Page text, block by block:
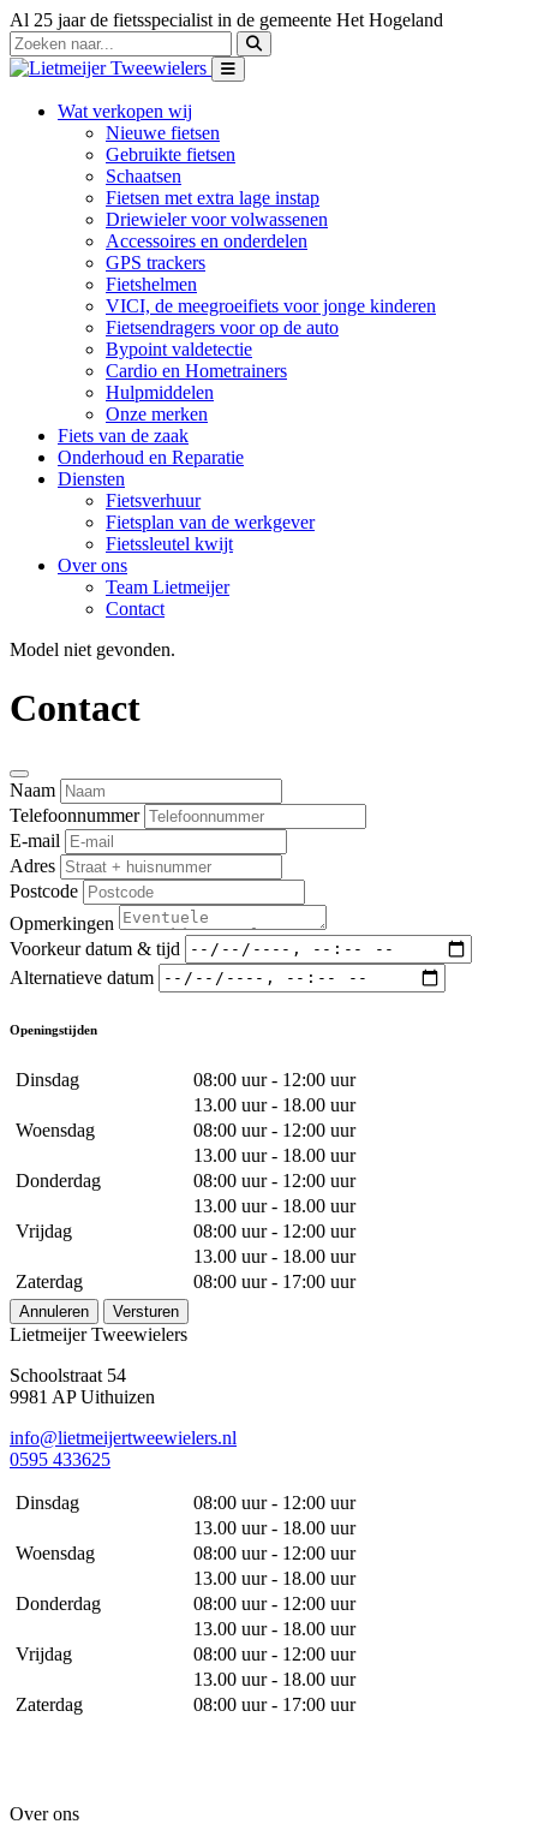
Al 25 jaar de fietsspecialist in de gemeente Het Hogeland
Wat verkopen wij
Nieuwe fietsen
Gebruikte fietsen
Schaatsen
Fietsen met extra lage instap
Driewieler voor volwassenen
Accessoires en onderdelen
GPS trackers
Fietshelmen
VICI, de meegroeifiets voor jonge kinderen
Fietsendragers voor op de auto
Bypoint valdetectie
Cardio en Hometrainers
Hulpmiddelen
Onze merken
Fiets van de zaak
Onderhoud en Reparatie
Diensten
Fietsverhuur
Fietsplan van de werkgever
Fietssleutel kwijt
Over ons
Team Lietmeijer
Contact
Model niet gevonden.
Contact
Naam
Telefoonnummer
E-mail
Adres
Postcode
Opmerkingen
Voorkeur datum & tijd
Alternatieve datum
Openingstijden
Dinsdag
08:00 uur - 12:00 uur
13.00 uur - 18.00 uur
Woensdag
08:00 uur - 12:00 uur
13.00 uur - 18.00 uur
Donderdag
08:00 uur - 12:00 uur
13.00 uur - 18.00 uur
Vrijdag
08:00 uur - 12:00 uur
13.00 uur - 18.00 uur
Zaterdag
08:00 uur - 17:00 uur
Annuleren Versturen
Lietmeijer Tweewielers
Schoolstraat 54
9981 AP Uithuizen
info@lietmeijertweewielers.nl
0595 433625
Dinsdag
08:00 uur - 12:00 uur
13.00 uur - 18.00 uur
Woensdag
08:00 uur - 12:00 uur
13.00 uur - 18.00 uur
Donderdag
08:00 uur - 12:00 uur
13.00 uur - 18.00 uur
Vrijdag
08:00 uur - 12:00 uur
13.00 uur - 18.00 uur
Zaterdag
08:00 uur - 17:00 uur
Over ons